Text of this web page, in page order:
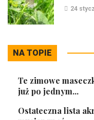
24
NA TOPIE
Te zimowe
już po jednym...
Ostateczna lista